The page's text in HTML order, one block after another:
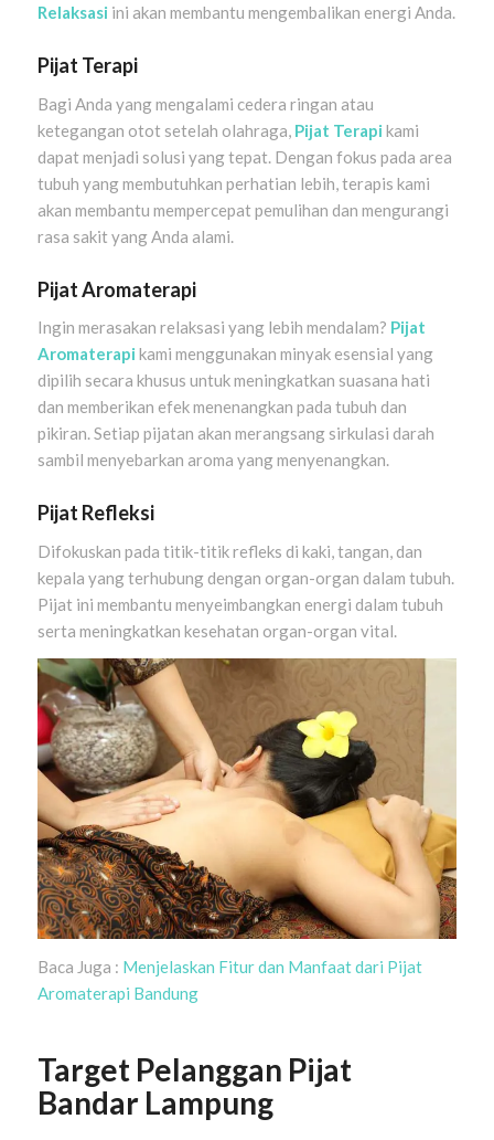
Relaksasi ini akan membantu mengembalikan energi Anda.
Pijat Terapi
Bagi Anda yang mengalami cedera ringan atau
ketegangan otot setelah olahraga, Pijat Terapi kami
dapat menjadi solusi yang tepat. Dengan fokus pada area
tubuh yang membutuhkan perhatian lebih, terapis kami
akan membantu mempercepat pemulihan dan mengurangi
rasa sakit yang Anda alami.
Pijat Aromaterapi
Ingin merasakan relaksasi yang lebih mendalam? Pijat
Aromaterapi kami menggunakan minyak esensial yang
dipilih secara khusus untuk meningkatkan suasana hati
dan memberikan efek menenangkan pada tubuh dan
pikiran. Setiap pijatan akan merangsang sirkulasi darah
sambil menyebarkan aroma yang menyenangkan.
Pijat Refleksi
Difokuskan pada titik-titik refleks di kaki, tangan, dan
kepala yang terhubung dengan organ-organ dalam tubuh.
Pijat ini membantu menyeimbangkan energi dalam tubuh
serta meningkatkan kesehatan organ-organ vital.
Baca Juga : Menjelaskan Fitur dan Manfaat dari Pijat
Aromaterapi Bandung
Target Pelanggan Pijat
Bandar Lampung